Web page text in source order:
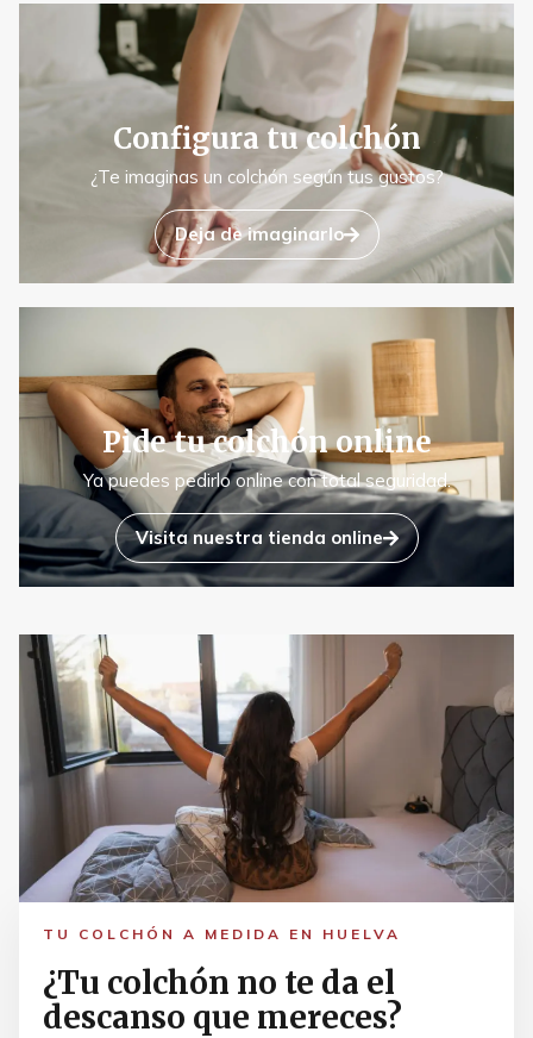
Configura tu colchón
¿Te imaginas un colchón según tus gustos?
Deja de imaginarlo
Pide tu colchón online
Ya puedes pedirlo online con total seguridad.
Visita nuestra tienda online
TU COLCHÓN A MEDIDA EN HUELVA
¿Tu colchón no te da el
descanso que mereces?